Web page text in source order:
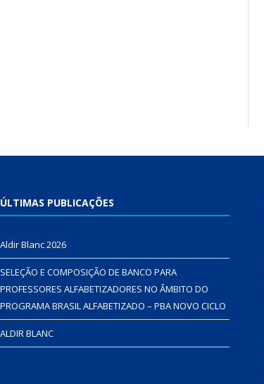
ÚLTIMAS PUBLICAÇÕES
Aldir Blanc 2026
SELEÇÃO E COMPOSIÇÃO DE BANCO PARA
PROFESSORES ALFABETIZADORES NO ÂMBITO DO
PROGRAMA BRASIL ALFABETIZADO – PBA NOVO CICLO
ALDIR BLANC